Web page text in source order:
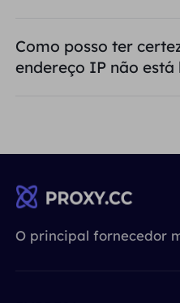
Como posso ter
endereço IP não
O principal fornecedor